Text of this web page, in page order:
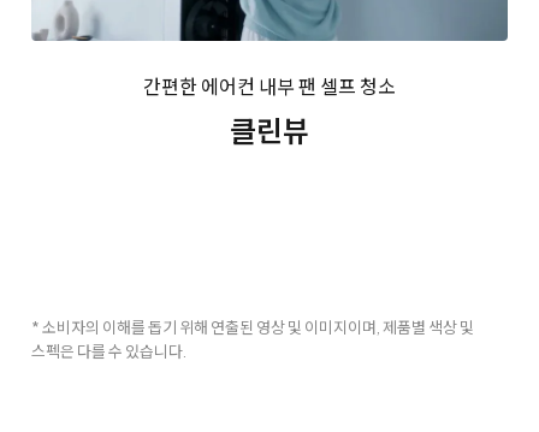
간편한 에어컨 내부 팬 셀프 청소
클린뷰
* 소비자의 이해를 돕기 위해 연출된 영상 및 이미지이며, 제품별 색상 및
스펙은 다를 수 있습니다.